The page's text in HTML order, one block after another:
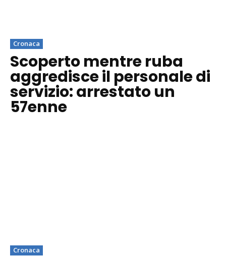
Cronaca
Scoperto mentre ruba
aggredisce il personale di
servizio: arrestato un
57enne
Cronaca